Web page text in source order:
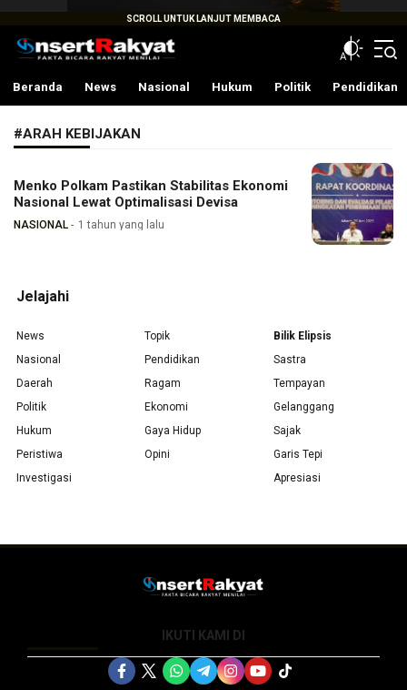
InsertRakyat.com
Fakta Bicara Rakyat Menilai
Beranda News Nasional Hukum Politik Pendidikan
#ARAH KEBIJAKAN
Menko Polkam Pastikan Stabilitas Ekonomi
Nasional Lewat Optimalisasi Devisa
NASIONAL 1 tahun yang lalu
Jelajahi
News
Nasional
Daerah
Politik
Hukum
Peristiwa
Investigasi
Topik
Pendidikan
Ragam
Ekonomi
Gaya Hidup
Opini
Bilik Elipsis
Sastra
Tempayan
Gelanggang
Sajak
Garis Tepi
Apresiasi
IKUTI KAMI DI